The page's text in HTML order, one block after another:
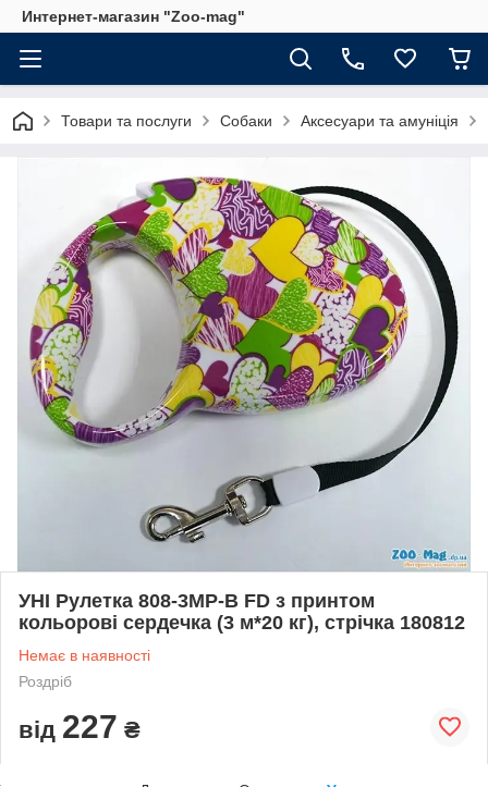
Интернет-магазин "Zoo-mag"
Товари та послуги Собаки Аксесуари та амуніція
УНІ Рулетка 808-3MP-B FD з принтом
кольорові сердечка (3 м*20 кг), стрічка 180812
Немає в наявності
Роздріб
від 227 ₴